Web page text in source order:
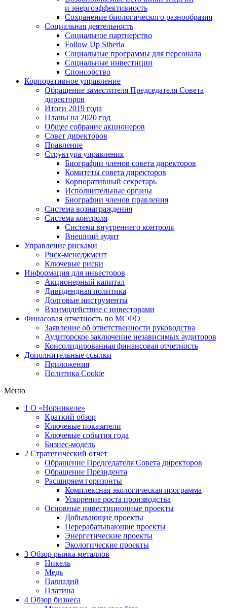
и энергоэффективность
Сохранение биологического разнообразия
Социальная деятельность
Социальное партнерство
Follow Up Siberia
Социальные программы для персонала
Социальные инвестиции
Спонсорство
Корпоративное управление
Обращение заместителя Председателя Совета
директоров
Итоги 2019 года
Планы на 2020 год
Общее собрание акционеров
Совет директоров
Правление
Структура управления
Биографии членов совета директоров
Комитеты совета директоров
Корпоративный секретарь
Исполнительные органы
Биографии членов правления
Система вознаграждения
Система контроля
Система внутреннего контроля
Внешний аудит
Управление рисками
Риск-менеджмент
Ключевые риски
Информация для инвесторов
Акционерный капитал
Дивидендная политика
Долговые инструменты
Взаимодействие с инвеcторами
Финасовая отчетность по МСФО
Заявление об ответственности руководства
Аудиторское заключение независимых аудиторов
Консолидированная финансовая отчетность
Дополнительные ссылки
Приложения
Политика Cookie
Меню
1 О «Норникеле»
Краткий обзор
Ключевые показатели
Ключевые события года
Бизнес-модель
2 Стратегический отчет
Обращение Председателя Совета директоров
Обращение Президента
Расширяем горизонты
Комплексная экологическая программа
Ускорение роста производства
Основные инвестиционные проекты
Добывающие проекты
Перерабатывающие проекты
Энергетические проекты
Экологические проекты
3 Обзор рынка металлов
Никель
Медь
Палладий
Платина
4 Обзор бизнеса